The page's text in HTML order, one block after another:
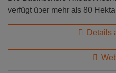
verfügt über mehr als 80
Details